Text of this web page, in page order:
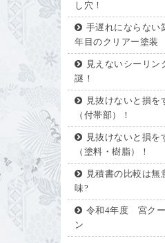
し穴！
手遅れにならない
年目のクリアー塗装
見えないシーリン
謎！
見抜けないと損を
（付帯部）！
見抜けないと損を
（塗料・樹脂）！
見積書の比較は無
味?
令和4年度 宮ク
ン